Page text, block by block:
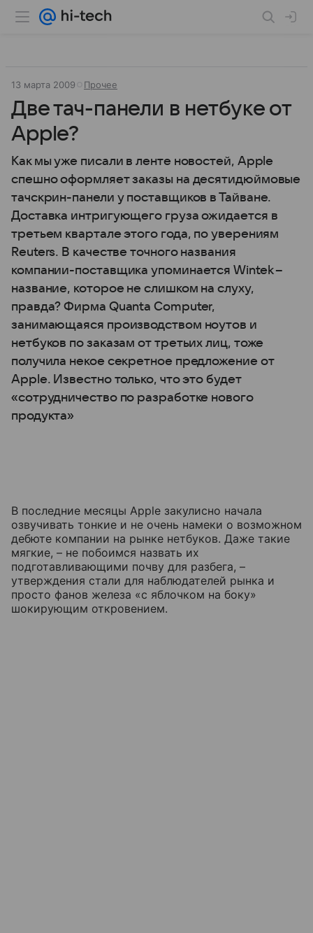
13 марта 2009 Прочее
Две тач-панели в нетбуке от
Apple?
Как мы уже писали в ленте новостей, Apple
спешно оформляет заказы на десятидюймовые
тачскрин-панели у поставщиков в Тайване.
Доставка интригующего груза ожидается в
третьем квартале этого года, по уверениям
Reuters. В качестве точного названия
компании-поставщика упоминается Wintek –
название, которое не слишком на слуху,
правда? Фирма Quanta Computer,
занимающаяся производством ноутов и
нетбуков по заказам от третьих лиц, тоже
получила некое секретное предложение от
Apple. Известно только, что это будет
«сотрудничество по разработке нового
продукта»
В последние месяцы Apple закулисно начала
озвучивать тонкие и не очень намеки о возможном
дебюте компании на рынке нетбуков. Даже такие
мягкие, – не побоимся назвать их
подготавливающими почву для разбега, –
утверждения стали для наблюдателей рынка и
просто фанов железа «с яблочком на боку»
шокирующим откровением.